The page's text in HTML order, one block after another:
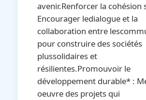
avenir.Renforcer la cohésion
Encourager ledialogue et la
collaboration entre
pour construire des sociétés
plussolidaires et
résilientes.Promouvoir le
développement durable* :
oeuvre des projets qui